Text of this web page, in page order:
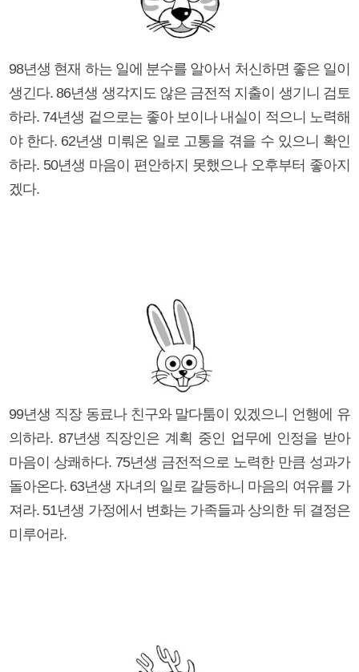
98년생 현재 하는 일에 분수를 알아서 처신하면 좋은 일이
생긴다. 86년생 생각지도 않은 금전적 지출이 생기니 검토
하라. 74년생 겉으로는 좋아 보이나 내실이 적으니 노력해
야 한다. 62년생 미뤄온 일로 고통을 겪을 수 있으니 확인
하라. 50년생 마음이 편안하지 못했으나 오후부터 좋아지
겠다.
99년생 직장 동료나 친구와 말다툼이 있겠으니 언행에 유
의하라. 87년생 직장인은 계획 중인 업무에 인정을 받아
마음이 상쾌하다. 75년생 금전적으로 노력한 만큼 성과가
돌아온다. 63년생 자녀의 일로 갈등하니 마음의 여유를 가
져라. 51년생 가정에서 변화는 가족들과 상의한 뒤 결정은
미루어라.